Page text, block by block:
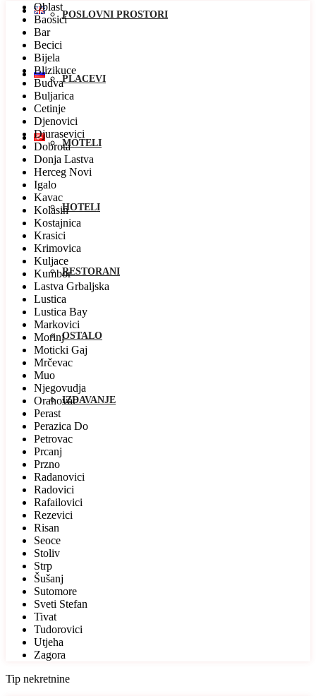
POSLOVNI PROSTORI
PLACEVI
MOTELI
HOTELI
RESTORANI
OSTALO
IZDAVANJE
Oblast
Baosici
Bar
Becici
Bijela
Blizikuce
Budva
Buljarica
Cetinje
Djenovici
Djurasevici
Dobrota
Donja Lastva
Herceg Novi
Igalo
Kavac
Kolasin
Kostajnica
Krasici
Krimovica
Kuljace
Kumbor
Lastva Grbaljska
Lustica
Lustica Bay
Markovici
Morinj
Moticki Gaj
Mrčevac
Muo
Njegovudja
Orahovac
Perast
Perazica Do
Petrovac
Prcanj
Przno
Radanovici
Radovici
Rafailovici
Rezevici
Risan
Seoce
Stoliv
Strp
Šušanj
Sutomore
Sveti Stefan
Tivat
Tudorovici
Utjeha
Zagora
Tip nekretnine